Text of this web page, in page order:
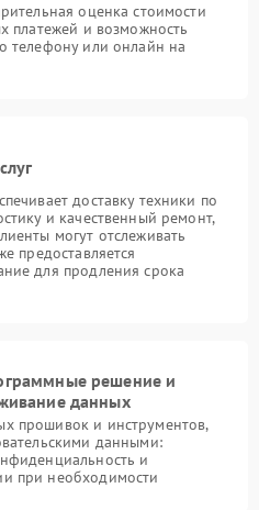
оценка стоимости
платежей и возможность
телефону или онлайн на
доставку техники по
и качественный ремонт,
могут отслеживать
предоставляется
для продления срока
решение и
данных
прошивок и инструментов,
данными:
и
при необходимости